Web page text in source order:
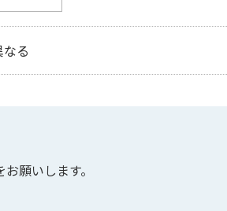
る
願いします。